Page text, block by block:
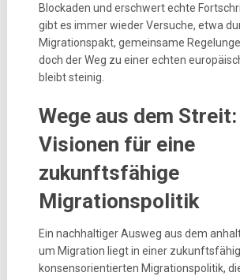
Blockaden und erschwert echte
gibt es immer wieder Versuche, etwa
Migrationspakt, gemeinsame
doch der Weg zu einer echten
bleibt steinig.
Wege aus dem Streit:
Visionen für eine
zukunftsfähige
Migrationspolitik
Ein nachhaltiger Ausweg aus dem
um Migration liegt in einer
konsensorientierten Migrationspolitik,